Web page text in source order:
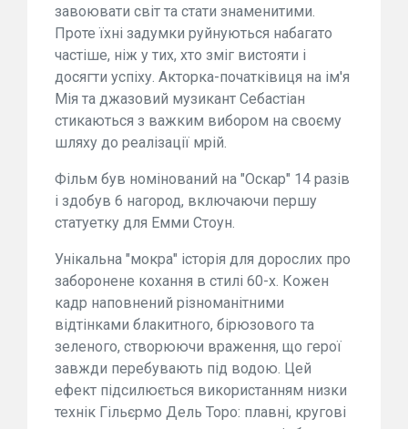
завоювати світ та стати знаменитими.
Проте їхні задумки руйнуються набагато
частіше, ніж у тих, хто зміг вистояти і
досягти успіху. Акторка-початківиця на ім'я
Мія та джазовий музикант Себастіан
стикаються з важким вибором на своєму
шляху до реалізації мрій.
Фільм був номінований на "Оскар" 14 разів
і здобув 6 нагород, включаючи першу
статуетку для Емми Стоун.
Унікальна "мокра" історія для дорослих про
заборонене кохання в стилі 60-х. Кожен
кадр наповнений різноманітними
відтінками блакитного, бірюзового та
зеленого, створюючи враження, що герої
завжди перебувають під водою. Цей
ефект підсилюється використанням низки
технік Гільєрмо Дель Торо: плавні, кругові